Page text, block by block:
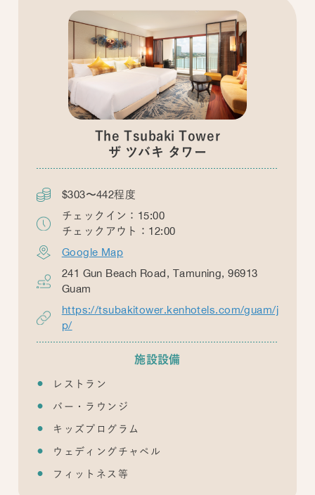
The Tsubaki Tower
ザ ツバキ タワー
$303〜442程度
チェックイン：15:00
チェックアウト：12:00
Google Map
241 Gun Beach Road, Tamuning, 96913
Guam
https://tsubakitower.kenhotels.com/guam/j
p/
施設設備
レストラン
バー・ラウンジ
キッズプログラム
ウェディングチャペル
フィットネス等